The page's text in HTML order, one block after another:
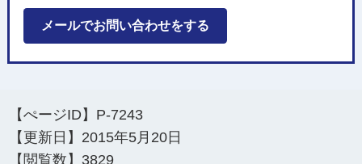
メールでお問い合わせをする
【ぺージID】 P-7243
【更新日】 2015年5月20日
【閲覧数】 3829